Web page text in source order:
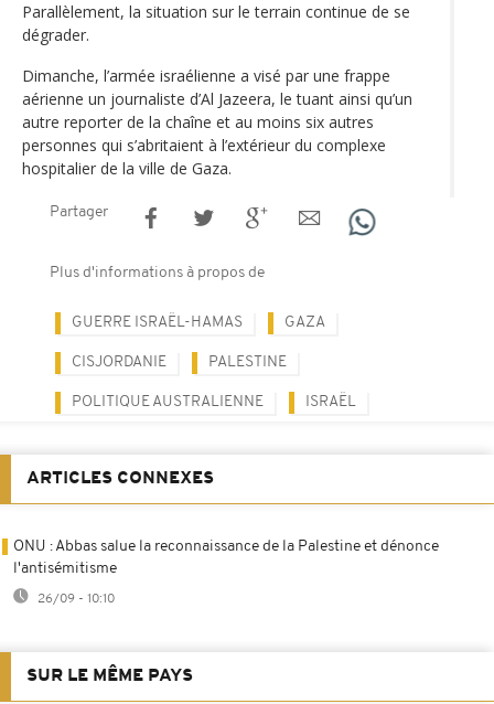
Parallèlement, la situation sur le terrain continue de se
dégrader.
Dimanche, l’armée israélienne a visé par une frappe
aérienne un journaliste d’Al Jazeera, le tuant ainsi qu’un
autre reporter de la chaîne et au moins six autres
personnes qui s’abritaient à l’extérieur du complexe
hospitalier de la ville de Gaza.
Partager
Plus d'informations à propos de
GUERRE ISRAËL-HAMAS GAZA
CISJORDANIE PALESTINE
POLITIQUE AUSTRALIENNE ISRAËL
ARTICLES CONNEXES
ONU : Abbas salue la reconnaissance de la Palestine et dénonce
l'antisémitisme
26/09 - 10:10
SUR LE MÊME PAYS